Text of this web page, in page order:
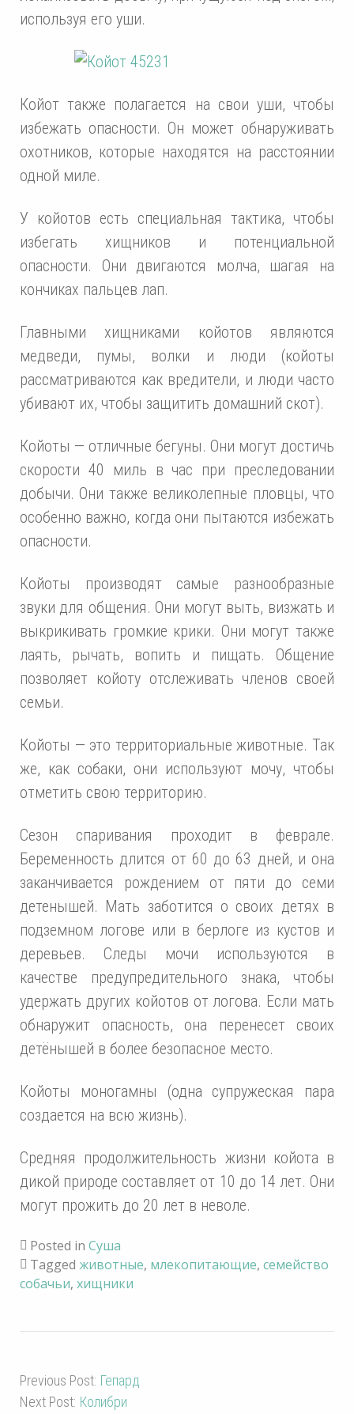
используя его уши.
Койот также полагается на свои уши, чтобы
избежать опасности. Он может обнаруживать
охотников, которые находятся на расстоянии
одной миле.
У койотов есть специальная тактика, чтобы
избегать хищников и потенциальной
опасности. Они двигаются молча, шагая на
кончиках пальцев лап.
Главными хищниками койотов являются
медведи, пумы, волки и люди (койоты
рассматриваются как вредители, и люди часто
убивают их, чтобы защитить домашний скот).
Койоты — отличные бегуны. Они могут достичь
скорости 40 миль в час при преследовании
добычи. Они также великолепные пловцы, что
особенно важно, когда они пытаются избежать
опасности.
Койоты производят самые разнообразные
звуки для общения. Они могут выть, визжать и
выкрикивать громкие крики. Они могут также
лаять, рычать, вопить и пищать. Общение
позволяет койоту отслеживать членов своей
семьи.
Койоты — это территориальные животные. Так
же, как собаки, они используют мочу, чтобы
отметить свою территорию.
Сезон спаривания проходит в феврале.
Беременность длится от 60 до 63 дней, и она
заканчивается рождением от пяти до семи
детенышей. Мать заботится о своих детях в
подземном логове или в берлоге из кустов и
деревьев. Следы мочи используются в
качестве предупредительного знака, чтобы
удержать других койотов от логова. Если мать
обнаружит опасность, она перенесет своих
детёнышей в более безопасное место.
Койоты моногамны (одна супружеская пара
создается на всю жизнь).
Средняя продолжительность жизни койота в
дикой природе составляет от 10 до 14 лет. Они
могут прожить до 20 лет в неволе.
Posted in Суша
Tagged животные, млекопитающие, семейство
собачьи, хищники
Previous Post: Гепард
Next Post: Колибри